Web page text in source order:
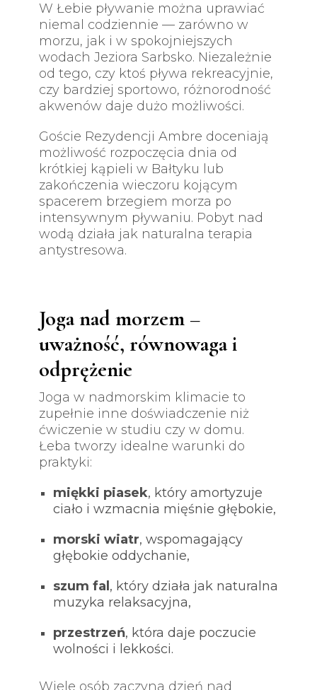
W Łebie pływanie można uprawiać
niemal codziennie — zarówno w
morzu, jak i w spokojniejszych
wodach Jeziora Sarbsko. Niezależnie
od tego, czy ktoś pływa rekreacyjnie,
czy bardziej sportowo, różnorodność
akwenów daje dużo możliwości.
Goście Rezydencji Ambre doceniają
możliwość rozpoczęcia dnia od
krótkiej kąpieli w Bałtyku lub
zakończenia wieczoru kojącym
spacerem brzegiem morza po
intensywnym pływaniu. Pobyt nad
wodą działa jak naturalna terapia
antystresowa.
Joga nad morzem –
uważność, równowaga i
odprężenie
Joga w nadmorskim klimacie to
zupełnie inne doświadczenie niż
ćwiczenie w studiu czy w domu.
Łeba tworzy idealne warunki do
praktyki:
miękki piasek, który amortyzuje
ciało i wzmacnia mięśnie głębokie,
morski wiatr, wspomagający
głębokie oddychanie,
szum fal, który działa jak naturalna
muzyka relaksacyjna,
przestrzeń, która daje poczucie
wolności i lekkości.
Wiele osób zaczyna dzień nad